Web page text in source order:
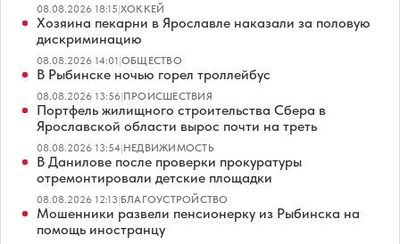
08.08.2026 18:15|ХОККЕЙ
Хозяина пекарни в Ярославле наказали за половую
дискриминацию
08.08.2026 14:01|ОБЩЕСТВО
В Рыбинске ночью горел троллейбус
08.08.2026 13:56|ПРОИСШЕСТВИЯ
Портфель жилищного строительства Сбера в
Ярославской области вырос почти на треть
08.08.2026 13:54|НЕДВИЖИМОСТЬ
В Данилове после проверки прокуратуры
отремонтировали детские площадки
08.08.2026 12:13|БЛАГОУСТРОЙСТВО
Мошенники развели пенсионерку из Рыбинска на
помощь иностранцу